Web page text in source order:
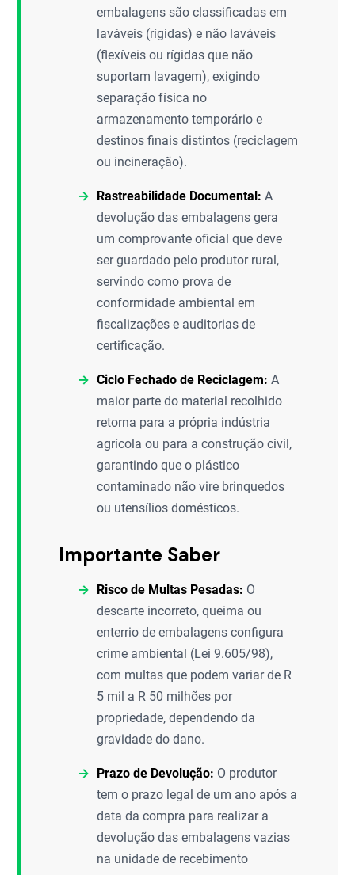
embalagens são classificadas em
laváveis (rígidas) e não laváveis
(flexíveis ou rígidas que não
suportam lavagem), exigindo
separação física no
armazenamento temporário e
destinos finais distintos (reciclagem
ou incineração).
Rastreabilidade Documental: A
devolução das embalagens gera
um comprovante oficial que deve
ser guardado pelo produtor rural,
servindo como prova de
conformidade ambiental em
fiscalizações e auditorias de
certificação.
Ciclo Fechado de Reciclagem: A
maior parte do material recolhido
retorna para a própria indústria
agrícola ou para a construção civil,
garantindo que o plástico
contaminado não vire brinquedos
ou utensílios domésticos.
Importante Saber
Risco de Multas Pesadas: O
descarte incorreto, queima ou
enterrio de embalagens configura
crime ambiental (Lei 9.605/98),
com multas que podem variar de R
5 mil a R 50 milhões por
propriedade, dependendo da
gravidade do dano.
Prazo de Devolução: O produtor
tem o prazo legal de um ano após a
data da compra para realizar a
devolução das embalagens vazias
na unidade de recebimento